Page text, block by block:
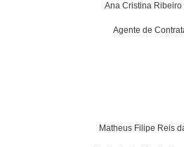
Ana Cristina Ribeiro
Agente de
Matheus Filipe Reis